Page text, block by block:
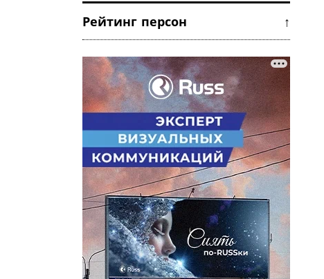
Рейтинг персон ↑